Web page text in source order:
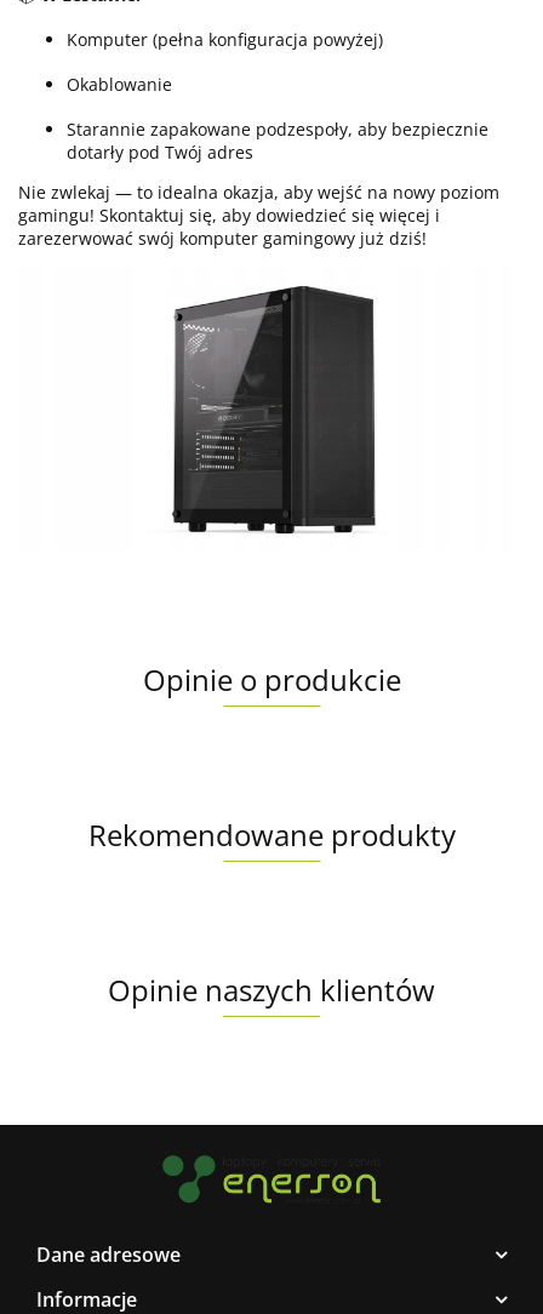
Komputer (pełna konfiguracja powyżej)
Okablowanie
Starannie zapakowane podzespoły, aby bezpiecznie
dotarły pod Twój adres
Nie zwlekaj — to idealna okazja, aby wejść na nowy poziom
gamingu! Skontaktuj się, aby dowiedzieć się więcej i
zarezerwować swój komputer gamingowy już dziś!
Opinie o produkcie
Rekomendowane produkty
Opinie naszych klientów
Dane adresowe
Informacje